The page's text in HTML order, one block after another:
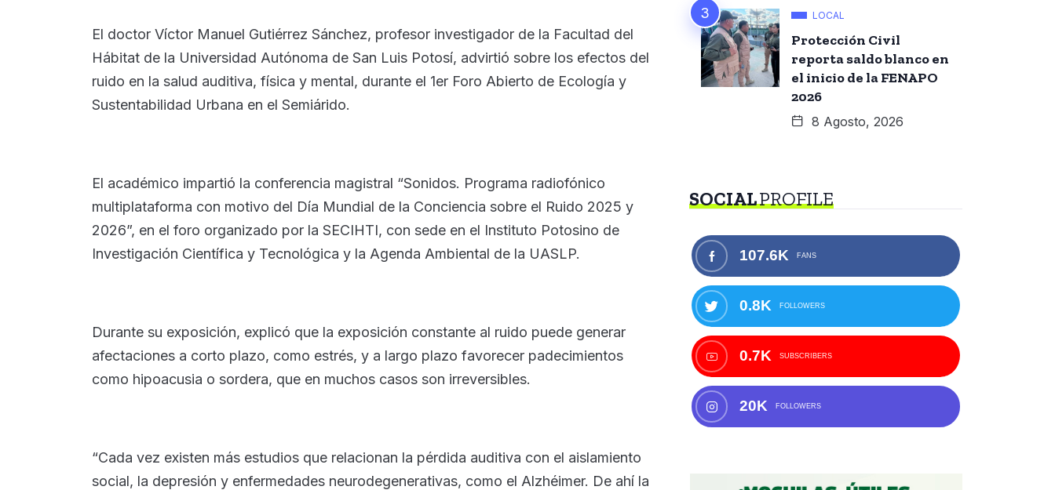
El doctor Víctor Manuel Gutiérrez Sánchez, profesor investigador de la Facultad del
Hábitat de la Universidad Autónoma de San Luis Potosí, advirtió sobre los efectos del
ruido en la salud auditiva, física y mental, durante el 1er Foro Abierto de Ecología y
Sustentabilidad Urbana en el Semiárido.
El académico impartió la conferencia magistral “Sonidos. Programa radiofónico
multiplataforma con motivo del Día Mundial de la Conciencia sobre el Ruido 2025 y
2026”, en el foro organizado por la SECIHTI, con sede en el Instituto Potosino de
Investigación Científica y Tecnológica y la Agenda Ambiental de la UASLP.
Durante su exposición, explicó que la exposición constante al ruido puede generar
afectaciones a corto plazo, como estrés, y a largo plazo favorecer padecimientos
como hipoacusia o sordera, que en muchos casos son irreversibles.
“Cada vez existen más estudios que relacionan la pérdida auditiva con el aislamiento
social, la depresión y enfermedades neurodegenerativas, como el Alzhéimer. De ahí la
LOCAL
Protección Civil
reporta saldo blanco en
el inicio de la FENAPO
2026
8 Agosto, 2026
SOCIALPROFILE
107.6K FANS
0.8K FOLLOWERS
0.7K SUBSCRIBERS
20K FOLLOWERS